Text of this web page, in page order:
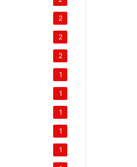
2
2
2
1
1
1
1
1